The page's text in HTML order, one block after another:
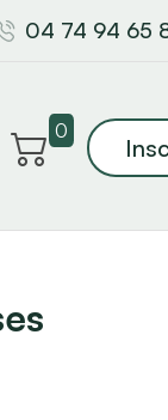
04 74 94 65
0